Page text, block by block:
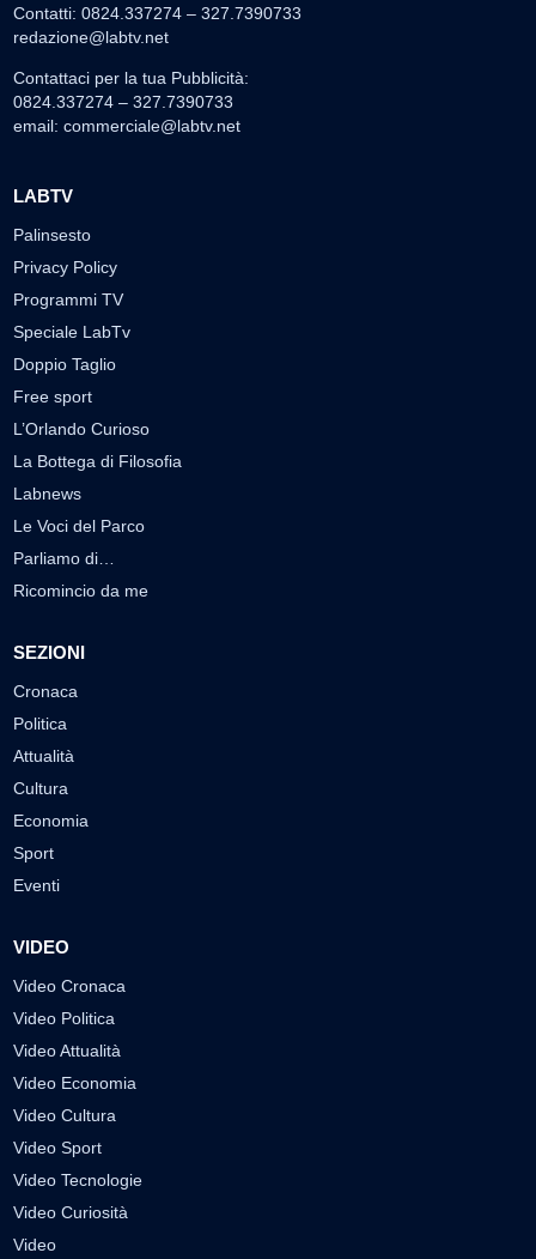
Contatti: 0824.337274 – 327.7390733
redazione@labtv.net
Contattaci per la tua Pubblicità:
0824.337274 – 327.7390733
email: commerciale@labtv.net
LABTV
Palinsesto
Privacy Policy
Programmi TV
Speciale LabTv
Doppio Taglio
Free sport
L’Orlando Curioso
La Bottega di Filosofia
Labnews
Le Voci del Parco
Parliamo di…
Ricomincio da me
SEZIONI
Cronaca
Politica
Attualità
Cultura
Economia
Sport
Eventi
VIDEO
Video Cronaca
Video Politica
Video Attualità
Video Economia
Video Cultura
Video Sport
Video Tecnologie
Video Curiosità
Video